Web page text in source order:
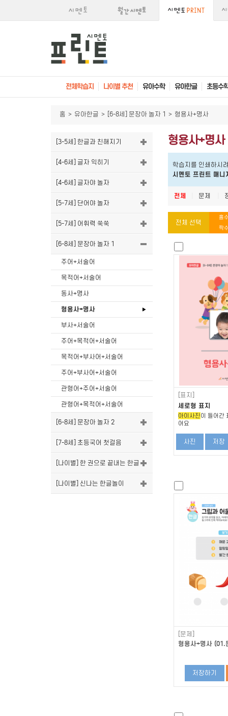
전체학습지 나이별 추천 유아수학 유아한글 초등수
홈 > 유아한글 > [6-8세] 문장아 놀자 1 > 형용사+명사
[3-5세] 한글과 친해지기
[4-6세] 글자 익히기
[4-6세] 글자야 놀자
[5-7세] 단어야 놀자
[5-7세] 어휘력 쑥쑥
[6-8세] 문장아 놀자 1
주어+서술어
목적어+서술어
동사+명사
형용사+명사
부사+서술어
주어+목적어+서술어
목적어+부사어+서술어
주어+부사어+서술어
관형어+주어+서술어
관형어+목적어+서술어
[6-8세] 문장아 놀자 2
[7-8세] 초등국어 첫걸음
[나이별] 한 권으로 끝내는 한글
[나이별] 신나는 한글놀이
형용사+명사
학습지를 인쇄하시
시멘토 프린트 매니
전체 문제
전체 선택
홀
짝
[표지]
세로형 표지
아이사진 이 들어간
어요
사진 저장
[문제]
형용사+명사 (01.
저장하기